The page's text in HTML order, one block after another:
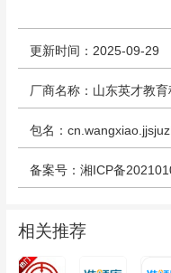
更新时间：2025-09-29
厂商名称：山东英才教育
包名：
备案号：湘ICP备
相关推荐